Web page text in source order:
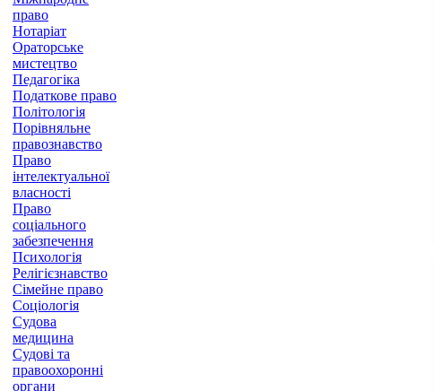
право
Нотаріат
Ораторське
мистецтво
Педагогіка
Податкове право
Політологія
Порівняльне
правознавство
Право
інтелектуальної
власності
Право
соціального
забезпечення
Психологія
Релігієзнавство
Сімейне право
Соціологія
Судова
медицина
Судові та
правоохоронні
органи